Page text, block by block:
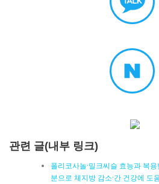
관련 글(내부 링크)
폴리코사놀·밀크씨슬 효능과 복
분으로 체지방 감소·간 건강에 도